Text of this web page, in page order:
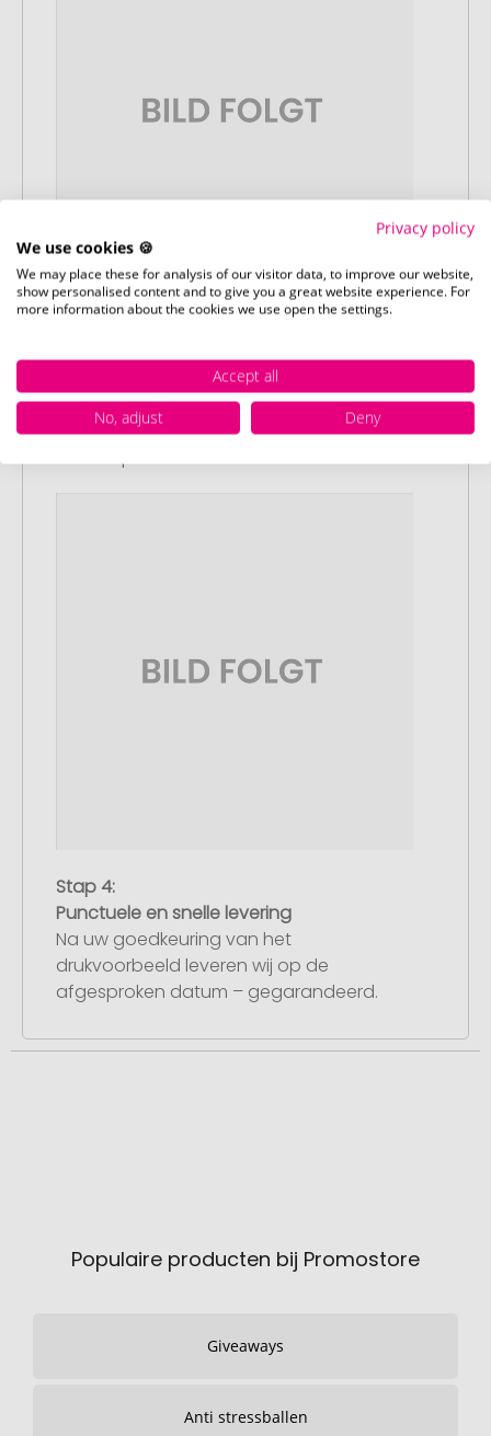
U ontvangt van ons een gratis
drukvoorbeeld met uw ontwerp. Zodra u
dit heeft goedgekeurd, starten wij direct
met de productie.
Stap 4:
Punctuele en snelle levering
Na uw goedkeuring van het
drukvoorbeeld leveren wij op de
afgesproken datum – gegarandeerd.
Populaire producten bij Promostore
Giveaways
Anti stressballen
Privacy policy
We use cookies 🍪
We may place these for analysis of our visitor data, to improve our website,
show personalised content and to give you a great website experience. For
more information about the cookies we use open the settings.
Accept all
No, adjust
Deny